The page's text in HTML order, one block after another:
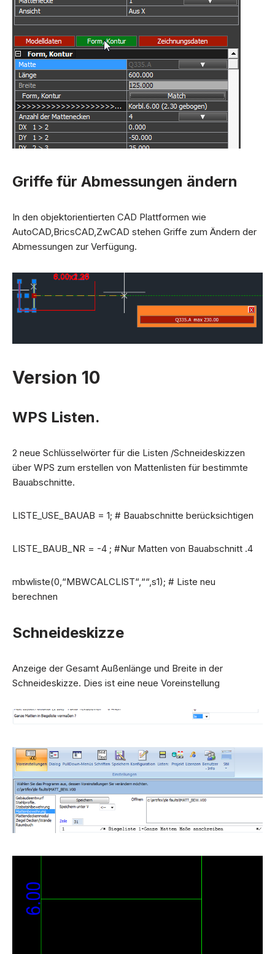
Griffe für Abmessungen ändern
In den objektorientierten CAD Plattformen wie
AutoCAD,BricsCAD,ZwCAD stehen Griffe zum Ändern der
Abmessungen zur Verfügung.
Version 10
WPS Listen.
2 neue Schlüsselwörter für die Listen /Schneideskizzen
über WPS zum erstellen von Mattenlisten für bestimmte
Bauabschnitte.
LISTE_USE_BAUAB = 1; # Bauabschnitte berücksichtigen
LISTE_BAUB_NR = -4 ; #Nur Matten von Bauabschnitt .4
mbwliste(0,“MBWCALCLIST“,““,s1); # Liste neu
berechnen
Schneideskizze
Anzeige der Gesamt Außenlänge und Breite in der
Schneideskizze. Dies ist eine neue Voreinstellung